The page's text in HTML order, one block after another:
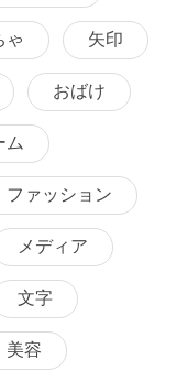
ゃ 矢印
おばけ
ム
ファッション
メディア
文字
美容